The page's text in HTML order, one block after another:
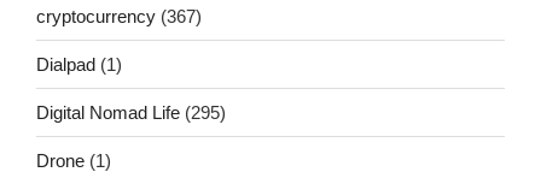
cryptocurrency (367)
Dialpad (1)
Digital Nomad Life (295)
Drone (1)